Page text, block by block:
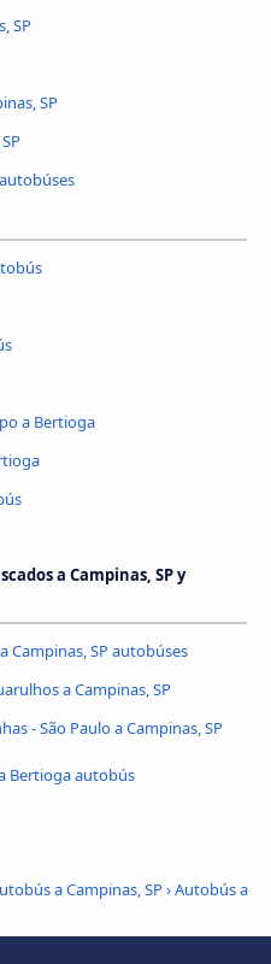
SP
SP
a Bertioga
a Campinas, SP y
Campinas, SP autobúses
a Campinas, SP
- São Paulo a Campinas, SP
Bertioga autobús
a Campinas, SP›Autobús a